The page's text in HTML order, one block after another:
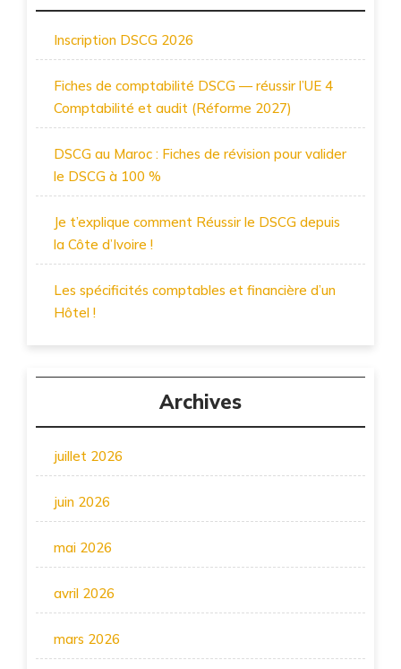
Inscription DSCG 2026
Fiches de comptabilité DSCG — réussir l’UE 4
Comptabilité et audit (Réforme 2027)
DSCG au Maroc : Fiches de révision pour valider
le DSCG à 100 %
Je t’explique comment Réussir le DSCG depuis
la Côte d’Ivoire !
Les spécificités comptables et financière d’un
Hôtel !
Archives
juillet 2026
juin 2026
mai 2026
avril 2026
mars 2026